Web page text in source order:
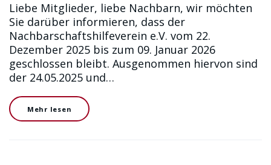
Liebe Mitglieder, liebe Nachbarn, wir möchten
Sie darüber informieren, dass der
Nachbarschaftshilfeverein e.V. vom 22.
Dezember 2025 bis zum 09. Januar 2026
geschlossen bleibt. Ausgenommen hiervon sind
der 24.05.2025 und…
Mehr lesen